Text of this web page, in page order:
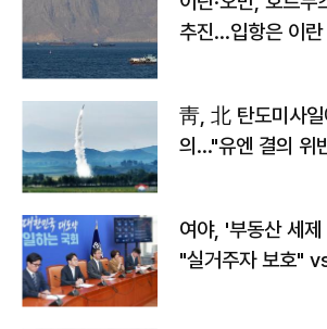
추진…입항은 이란
靑, 北 탄도미사일
의…"유엔 결의 위
여야, '부동산 세
"실거주자 보호"